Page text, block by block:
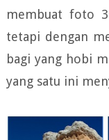
membuat foto
tetapi dengan
bagi yang hobi
yang satu ini